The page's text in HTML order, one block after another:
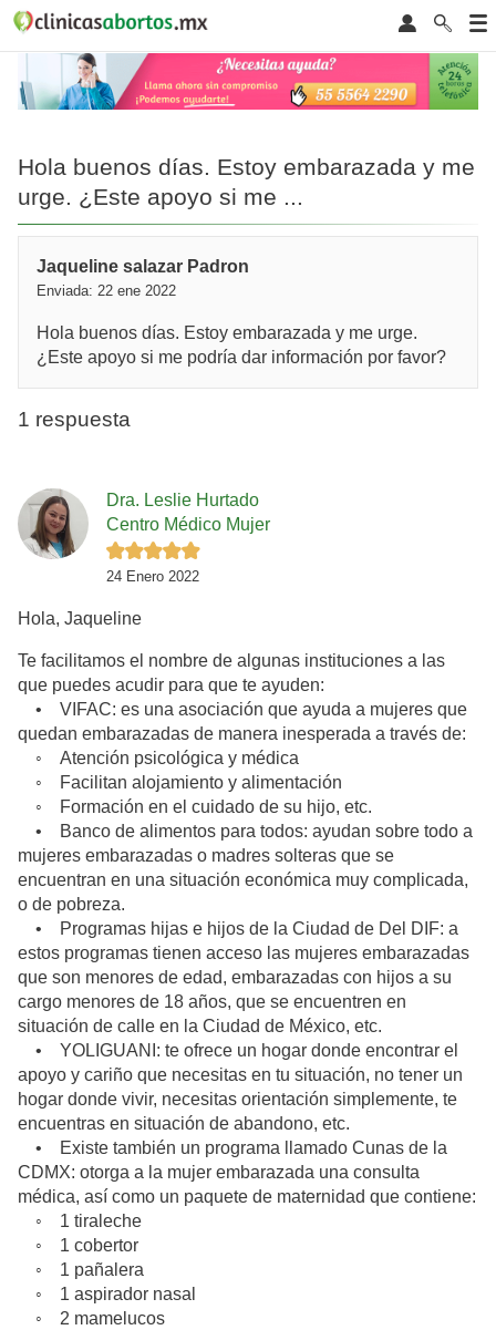
Hola buenos días. Estoy embarazada y me
urge. ¿Este apoyo si me ...
Jaqueline salazar Padron
Enviada: 22 ene 2022
Hola buenos días. Estoy embarazada y me urge.
¿Este apoyo si me podría dar información por favor?
1 respuesta
Dra. Leslie Hurtado
Centro Médico Mujer
24 Enero 2022
Hola, Jaqueline
Te facilitamos el nombre de algunas instituciones a las
que puedes acudir para que te ayuden:
• VIFAC: es una asociación que ayuda a mujeres que
quedan embarazadas de manera inesperada a través de:
◦ Atención psicológica y médica
◦ Facilitan alojamiento y alimentación
◦ Formación en el cuidado de su hijo, etc.
• Banco de alimentos para todos: ayudan sobre todo a
mujeres embarazadas o madres solteras que se
encuentran en una situación económica muy complicada,
o de pobreza.
• Programas hijas e hijos de la Ciudad de Del DIF: a
estos programas tienen acceso las mujeres embarazadas
que son menores de edad, embarazadas con hijos a su
cargo menores de 18 años, que se encuentren en
situación de calle en la Ciudad de México, etc.
• YOLIGUANI: te ofrece un hogar donde encontrar el
apoyo y cariño que necesitas en tu situación, no tener un
hogar donde vivir, necesitas orientación simplemente, te
encuentras en situación de abandono, etc.
• Existe también un programa llamado Cunas de la
CDMX: otorga a la mujer embarazada una consulta
médica, así como un paquete de maternidad que contiene:
◦ 1 tiraleche
◦ 1 cobertor
◦ 1 pañalera
◦ 1 aspirador nasal
◦ 2 mamelucos